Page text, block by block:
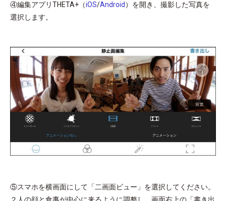
④編集アプリTHETA+（iOS/Android ）を開き、撮影した写真を
選択します。
⑤スマホを横画面にして「二画面ビュー」を選択してください。
２人の顔と食事が中心に来るように調整し、画面右上の「書き出